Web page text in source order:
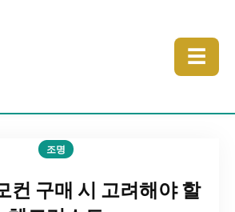
☰
조명
컨 구매 시 고려해야 할